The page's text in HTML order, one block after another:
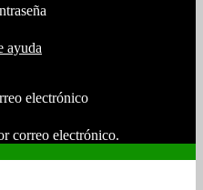
ayuda
electrónico
correo electrónico.